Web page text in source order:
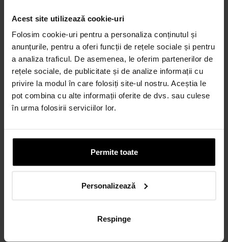
Acest site utilizează cookie-uri
Folosim cookie-uri pentru a personaliza conținutul și
anunțurile, pentru a oferi funcții de rețele sociale și pentru
a analiza traficul. De asemenea, le oferim partenerilor de
rețele sociale, de publicitate și de analize informații cu
privire la modul în care folosiți site-ul nostru. Aceștia le
pot combina cu alte informații oferite de dvs. sau culese
în urma folosirii serviciilor lor.
Permite toate
Personalizează
Respinge